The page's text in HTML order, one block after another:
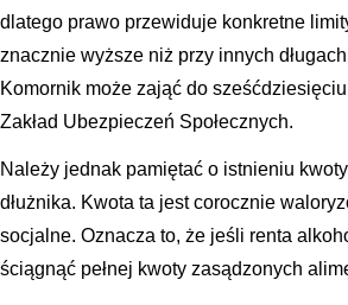
dlatego prawo przewiduje konkretne
znacznie wyższe niż przy innych
Komornik może zająć do
Zakład Ubezpieczeń Społecznych.
Należy jednak pamiętać o istnieniu
dłużnika. Kwota ta jest corocznie
socjalne. Oznacza to, że jeśli renta
ściągnąć pełnej kwoty zasądzonych